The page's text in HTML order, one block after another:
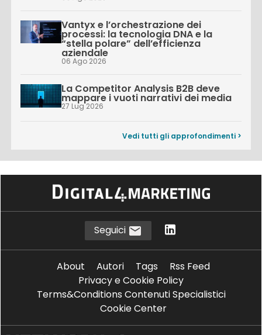
Vantyx e l’orchestrazione dei
processi: la tecnologia DNA e la
“stella polare” dell’efficienza
aziendale
06 Ago 2026
La Competitor Analysis B2B deve
mappare i vuoti narrativi dei media
27 Lug 2026
Vedi tutti gli approfondimenti >
Seguici
About Autori Tags
Rss Feed
Privacy e Cookie Policy
Terms&Conditions Contenuti Specialistici
Cookie Center